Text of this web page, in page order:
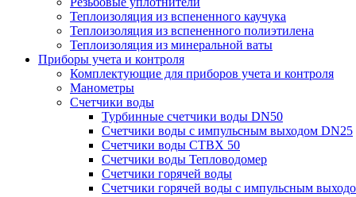
Теплоизоляция из вспененного каучука
Теплоизоляция из вспененного полиэтилена
Теплоизоляция из минеральной ваты
Приборы учета и контроля
Комплектующие для приборов учета и контроля
Манометры
Счетчики воды
Турбинные счетчики воды DN50
Счетчики воды с импульсным выходом DN25
Счетчики воды СТВХ 50
Счетчики воды Тепловодомер
Счетчики горячей воды
Счетчики горячей воды с импульсным